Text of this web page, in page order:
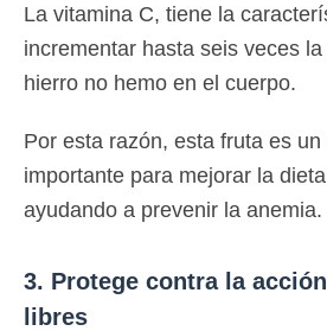
La vitamina C, tiene la
incrementar hasta seis veces
hierro no hemo en el cuerpo.
Por esta razón, esta fruta es
importante para mejorar la
ayudando a prevenir la anemia.
3. Protege contra la
libres